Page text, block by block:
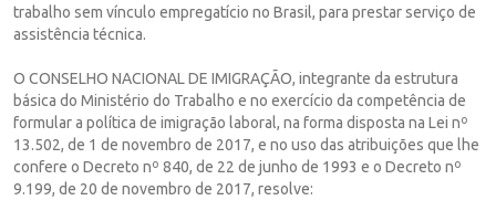
trabalho sem vínculo empregatício no Brasil, para prestar serviço de
assistência técnica.
O CONSELHO NACIONAL DE IMIGRAÇÃO, integrante da estrutura
básica do Ministério do Trabalho e no exercício da competência de
formular a política de imigração laboral, na forma disposta na Lei nº
13.502, de 1 de novembro de 2017, e no uso das atribuições que lhe
confere o Decreto nº 840, de 22 de junho de 1993 e o Decreto nº
9.199, de 20 de novembro de 2017, resolve: